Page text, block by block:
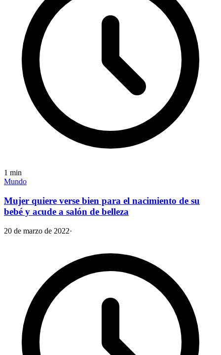
1 min
Mundo
Mujer quiere verse bien para el nacimiento de su
bebé y acude a salón de belleza
20 de marzo de 2022·